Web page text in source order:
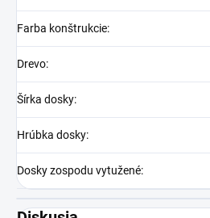
Farba konštrukcie:
Drevo:
Šírka dosky:
Hrúbka dosky:
Dosky zospodu vytužené: